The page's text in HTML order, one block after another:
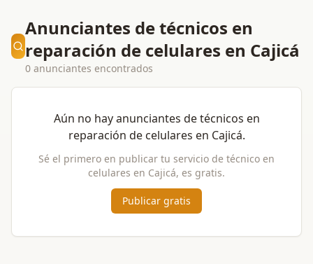
Anunciantes de técnicos en
reparación de celulares en Cajicá
0 anunciantes encontrados
Aún no hay anunciantes detécnicos en
reparación de celulares en Cajicá.
Sé el primero en publicar tu servicio de técnico en
celulares en Cajicá, es gratis.
Publicar gratis